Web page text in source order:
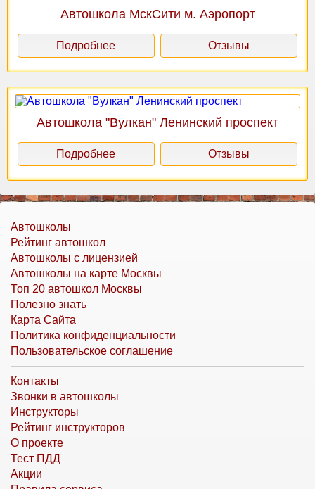
Автошкола МскСити м. Аэропорт
Подробнее Отзывы
Автошкола "Вулкан" Ленинский проспект
Подробнее Отзывы
Автошколы
Рейтинг автошкол
Автошколы с лицензией
Автошколы на карте Москвы
Топ 20 автошкол Москвы
Полезно знать
Карта Сайта
Политика конфиденциальности
Пользовательское соглашение
Контакты
Звонки в автошколы
Инструкторы
Рейтинг инструкторов
О проекте
Тест ПДД
Акции